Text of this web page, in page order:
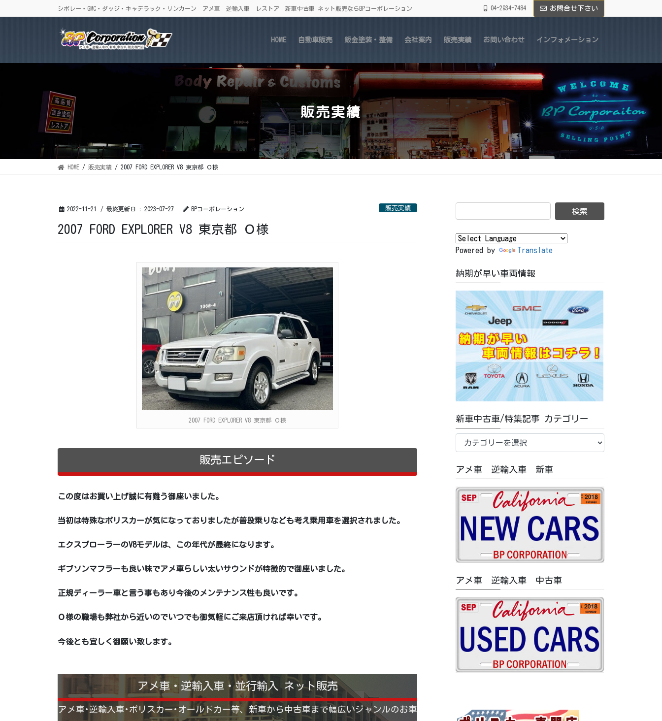
ン
に
ビ
ョ
シボレー・GMC・ダッジ・キャデラック・リンカーン アメ車 逆輸入車 レストア 新車中古車 ネット販売ならBPコーポレーション 04-2934-7484 お問合せ下さい
HOME 自動車販売 鈑金塗装・整備 会社案内 販売実績 お問い合わせ インフォメーション
販売実績
HOME 販売実績 2007 FORD EXPLORER V8 東京都 Ｏ様
2022-11-21 / 最終更新日 : 2023-07-27 BPコーポレーション 販売実績
2007 FORD EXPLORER V8 東京都 Ｏ様
2007 FORD EXPLORER V8 東京都 Ｏ様
販売エピソード
この度はお買い上げ誠に有難う御座いました。
当初は特殊なポリスカーが気になっておりましたが普段乗りなども考え乗用車を選択されました。
エクスプローラーのV8モデルは、この年代が最終になります。
ギブソンマフラーも良い味でアメ車らしい太いサウンドが特徴的で御座いました。
正規ディーラー車と言う事もあり今後のメンテナンス性も良いです。
Ｏ様の職場も弊社から近いのでいつでも御気軽にご来店頂ければ幸いです。
今後とも宜しく御願い致します。
アメ車・逆輸入車・並行輸入 ネット販売
アメ車･逆輸入車･ポリスカー･オールドカー等、新車から中古車まで幅広いジャンルのお車
Powered by Translate
納期が早い車両情報
新車中古車/特集記事 カテゴリー
車
古
車/
特
リ
ー
アメ車 逆輸入車 新車
アメ車 逆輸入車 中古車